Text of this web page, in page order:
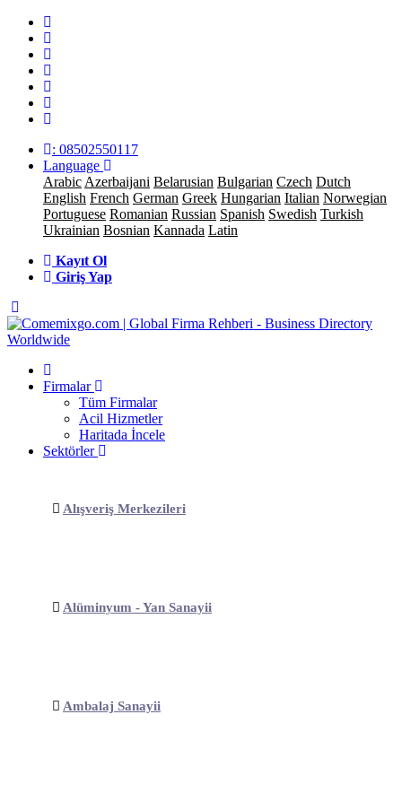
: 08502550117
Language
Arabic Azerbaijani Belarusian Bulgarian Czech Dutch
English French German Greek Hungarian Italian Norwegian
Portuguese Romanian Russian Spanish Swedish Turkish
Ukrainian Bosnian Kannada Latin
Kayıt Ol
Giriş Yap
Firmalar
Tüm Firmalar
Acil Hizmetler
Haritada İncele
Sektörler
Alışveriş Merkezileri
Alüminyum - Yan Sanayii
Ambalaj Sanayii